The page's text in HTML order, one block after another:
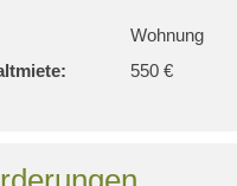
Wohnung
550 €